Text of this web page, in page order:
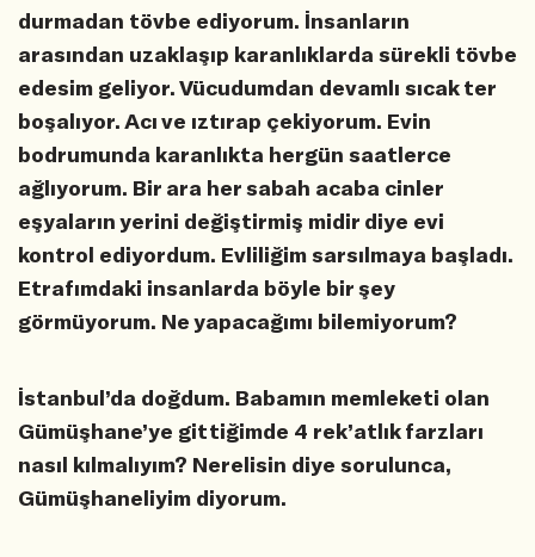
durmadan tövbe ediyorum. İnsanların
arasından uzaklaşıp karanlıklarda sürekli tövbe
edesim geliyor. Vücudumdan devamlı sıcak ter
boşalıyor. Acı ve ıztırap çekiyorum. Evin
bodrumunda karanlıkta hergün saatlerce
ağlıyorum. Bir ara her sabah acaba cinler
eşyaların yerini değiştirmiş midir diye evi
kontrol ediyordum. Evliliğim sarsılmaya başladı.
Etrafımdaki insanlarda böyle bir şey
görmüyorum. Ne yapacağımı bilemiyorum?
İstanbul’da doğdum. Babamın memleketi olan
Gümüşhane’ye gittiğimde 4 rek’atlık farzları
nasıl kılmalıyım? Nerelisin diye sorulunca,
Gümüşhaneliyim diyorum.